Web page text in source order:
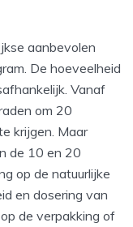
aanbevolen
De hoeveelheid
Vanaf
om 20
krijgen. Maar
de 10 en 20
op de natuurlijke
en dosering van
de verpakking of